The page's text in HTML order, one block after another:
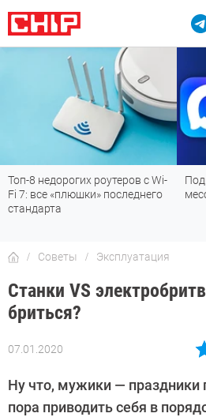
роутеров с Wi-
«плюшки» последнего
Подпишись
Советы Эксплуатация
Станки VS
бриться?
07.01.2020
Автор:
Воробьев
Ну что, мужики — праздники
пора приводить себя в